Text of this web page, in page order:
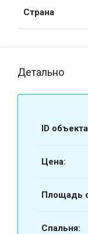
Страна
Детально
ID
Цена:
Площадь
Спальня: